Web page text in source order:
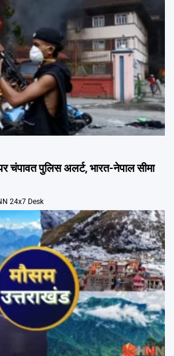
चंपावत पुलिस अलर्ट, भारत-नेपाल सीमा
24x7 Desk